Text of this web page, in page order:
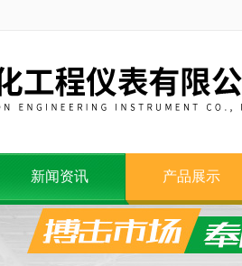
新闻资讯 产品展示